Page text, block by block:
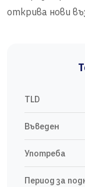
открива нови
TLD
Въведен
Употреба
Период за